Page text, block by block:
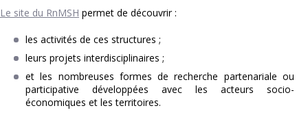
Le site du RnMSH permet de découvrir :
les activités de ces structures ;
leurs projets interdisciplinaires ;
et les nombreuses formes de recherche partenariale ou
participative développées avec les acteurs socio-
économiques et les territoires.